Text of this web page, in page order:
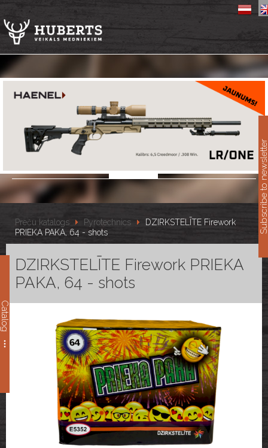
Catalog
Preču katalogs Pyrotechnics
DZIRKSTELĪTE Firework
PRIEKA PAKA, 64 - shots
DZIRKSTELĪTE Firework PRIEKA
PAKA, 64 - shots
Subscribe